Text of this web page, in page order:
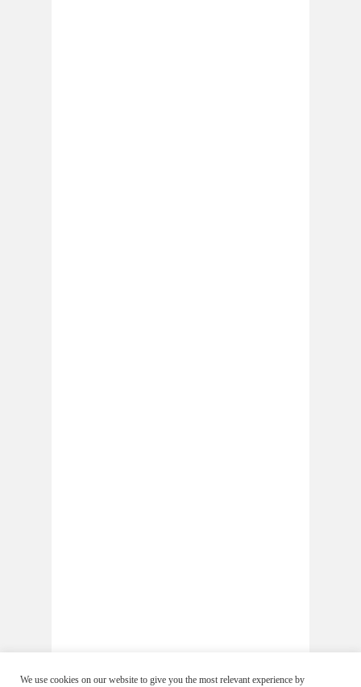
We use cookies on our website to give you the most relevant experience by